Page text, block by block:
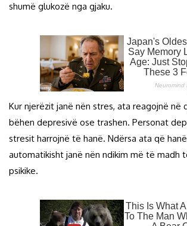
shumë glukozë nga gjaku.
Kur njerëzit janë nën stres, ata reagojnë në
bëhen depresivë ose trashen. Personat
stresit harrojnë të hanë. Ndërsa ata që
automatikisht janë nën ndikim më të madh
psikike.